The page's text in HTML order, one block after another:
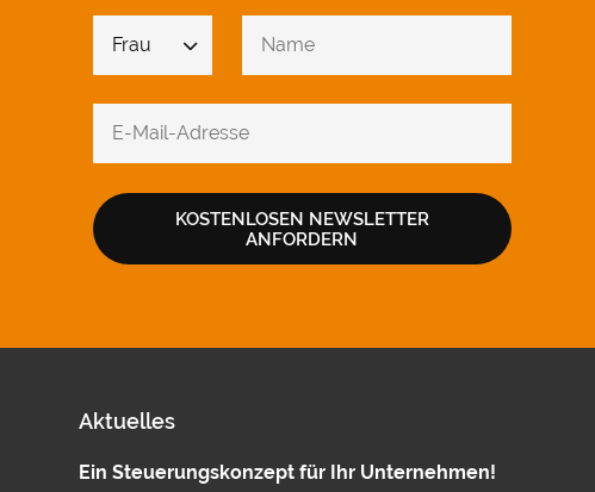
KOSTENLOSEN NEWSLETTER
ANFORDERN
Aktuelles
Ein Steuerungskonzept für Ihr Unternehmen!